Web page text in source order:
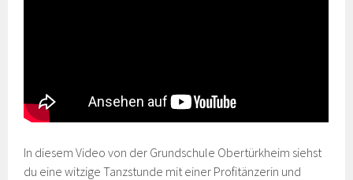
In diesem Video von der Grundschule Obertürkheim siehst
du eine witzige Tanzstunde mit einer Profitänzerin und